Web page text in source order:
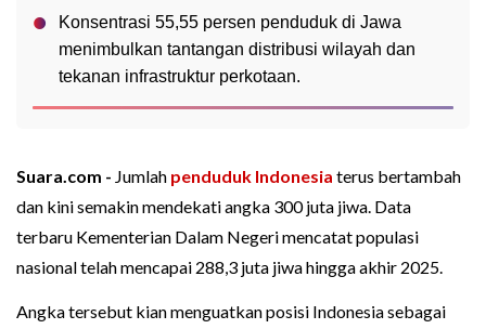
Konsentrasi 55,55 persen penduduk di Jawa
menimbulkan tantangan distribusi wilayah dan
tekanan infrastruktur perkotaan.
Suara.com - Jumlah penduduk Indonesia terus bertambah
dan kini semakin mendekati angka 300 juta jiwa. Data
terbaru Kementerian Dalam Negeri mencatat populasi
nasional telah mencapai 288,3 juta jiwa hingga akhir 2025.
Angka tersebut kian menguatkan posisi Indonesia sebagai